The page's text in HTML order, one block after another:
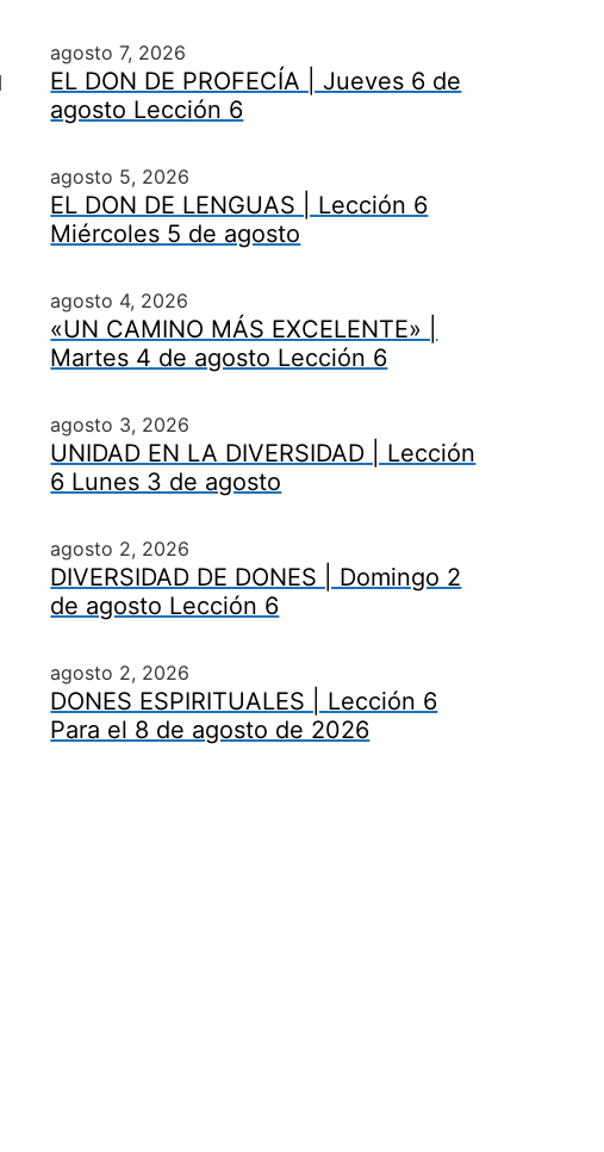
agosto 7, 2026
EL DON DE PROFECÍA | Jueves 6 de
agosto Lección 6
agosto 5, 2026
EL DON DE LENGUAS | Lección 6
Miércoles 5 de agosto
agosto 4, 2026
«UN CAMINO MÁS EXCELENTE» |
Martes 4 de agosto Lección 6
agosto 3, 2026
UNIDAD EN LA DIVERSIDAD | Lección
6 Lunes 3 de agosto
agosto 2, 2026
DIVERSIDAD DE DONES | Domingo 2
de agosto Lección 6
agosto 2, 2026
DONES ESPIRITUALES | Lección 6
Para el 8 de agosto de 2026